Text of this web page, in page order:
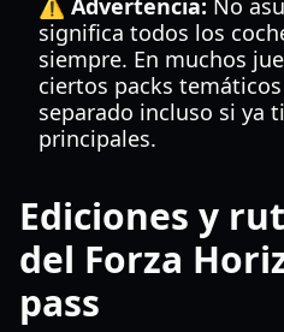
⚠️ Advertencia: No
significa todos los
siempre. En muchos
ciertos packs
separado incluso si ya
principales.
Ediciones y
del Forza
pass